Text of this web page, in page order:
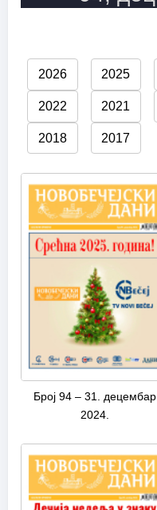
2026 2025
2022 2021
2018 2017
Број 94 – 31. децембар
2024.